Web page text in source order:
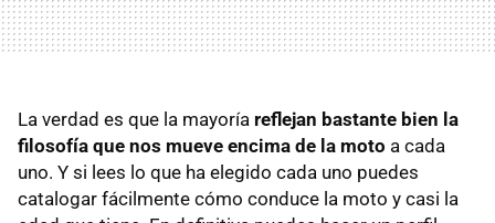
La verdad es que la mayoría reflejan bastante bien la
filosofía que nos mueve encima de la moto a cada
uno. Y si lees lo que ha elegido cada uno puedes
catalogar fácilmente cómo conduce la moto y casi la